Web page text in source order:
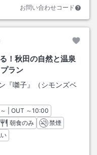
お問い合わせコード
！秋田の自然と温泉
ラン
『囃子』（シモンズベ
クイン
～ | OUT チェックアウト
～10:00
朝食のみ
禁煙